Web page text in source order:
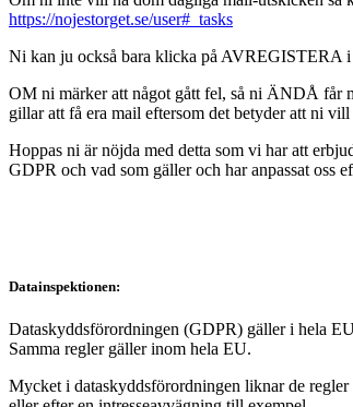
https://nojestorget.se/user#_tasks
Ni kan ju också bara klicka på AVREGISTERA i
OM ni märker att något gått fel, så ni ÄNDÅ får
gillar att få era mail eftersom det betyder att ni
Hoppas ni är nöjda med detta som vi har att
GDPR och vad som gäller och har anpassat oss
Datainspektionen:
Dataskyddsförordningen (GDPR) gäller i hela
Samma regler gäller inom hela EU.
Mycket i dataskyddsförordningen liknar de regler